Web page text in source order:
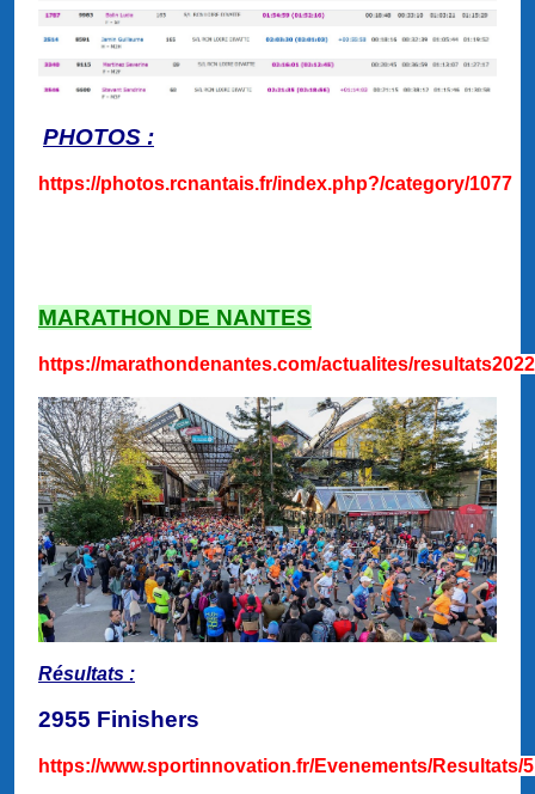
PHOTOS :
https://photos.rcnantais.fr/index.php?/category/1077
MARATHON DE NANTES
https://marathondenantes.com/actualites/
Résultats :
2955 Finishers
https://www.sportinnovation.fr/Evenements/Resultats/